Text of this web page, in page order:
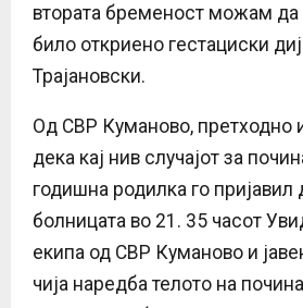
втората бременост можам
било откриено гестациски
Трајановски.
Од СВР Куманово, претходно
дека кај нив случајот за
годишна родилка го пријавил
болницата во 21. 35 часот
екипа од СВР Куманово и
чија наредба телото на